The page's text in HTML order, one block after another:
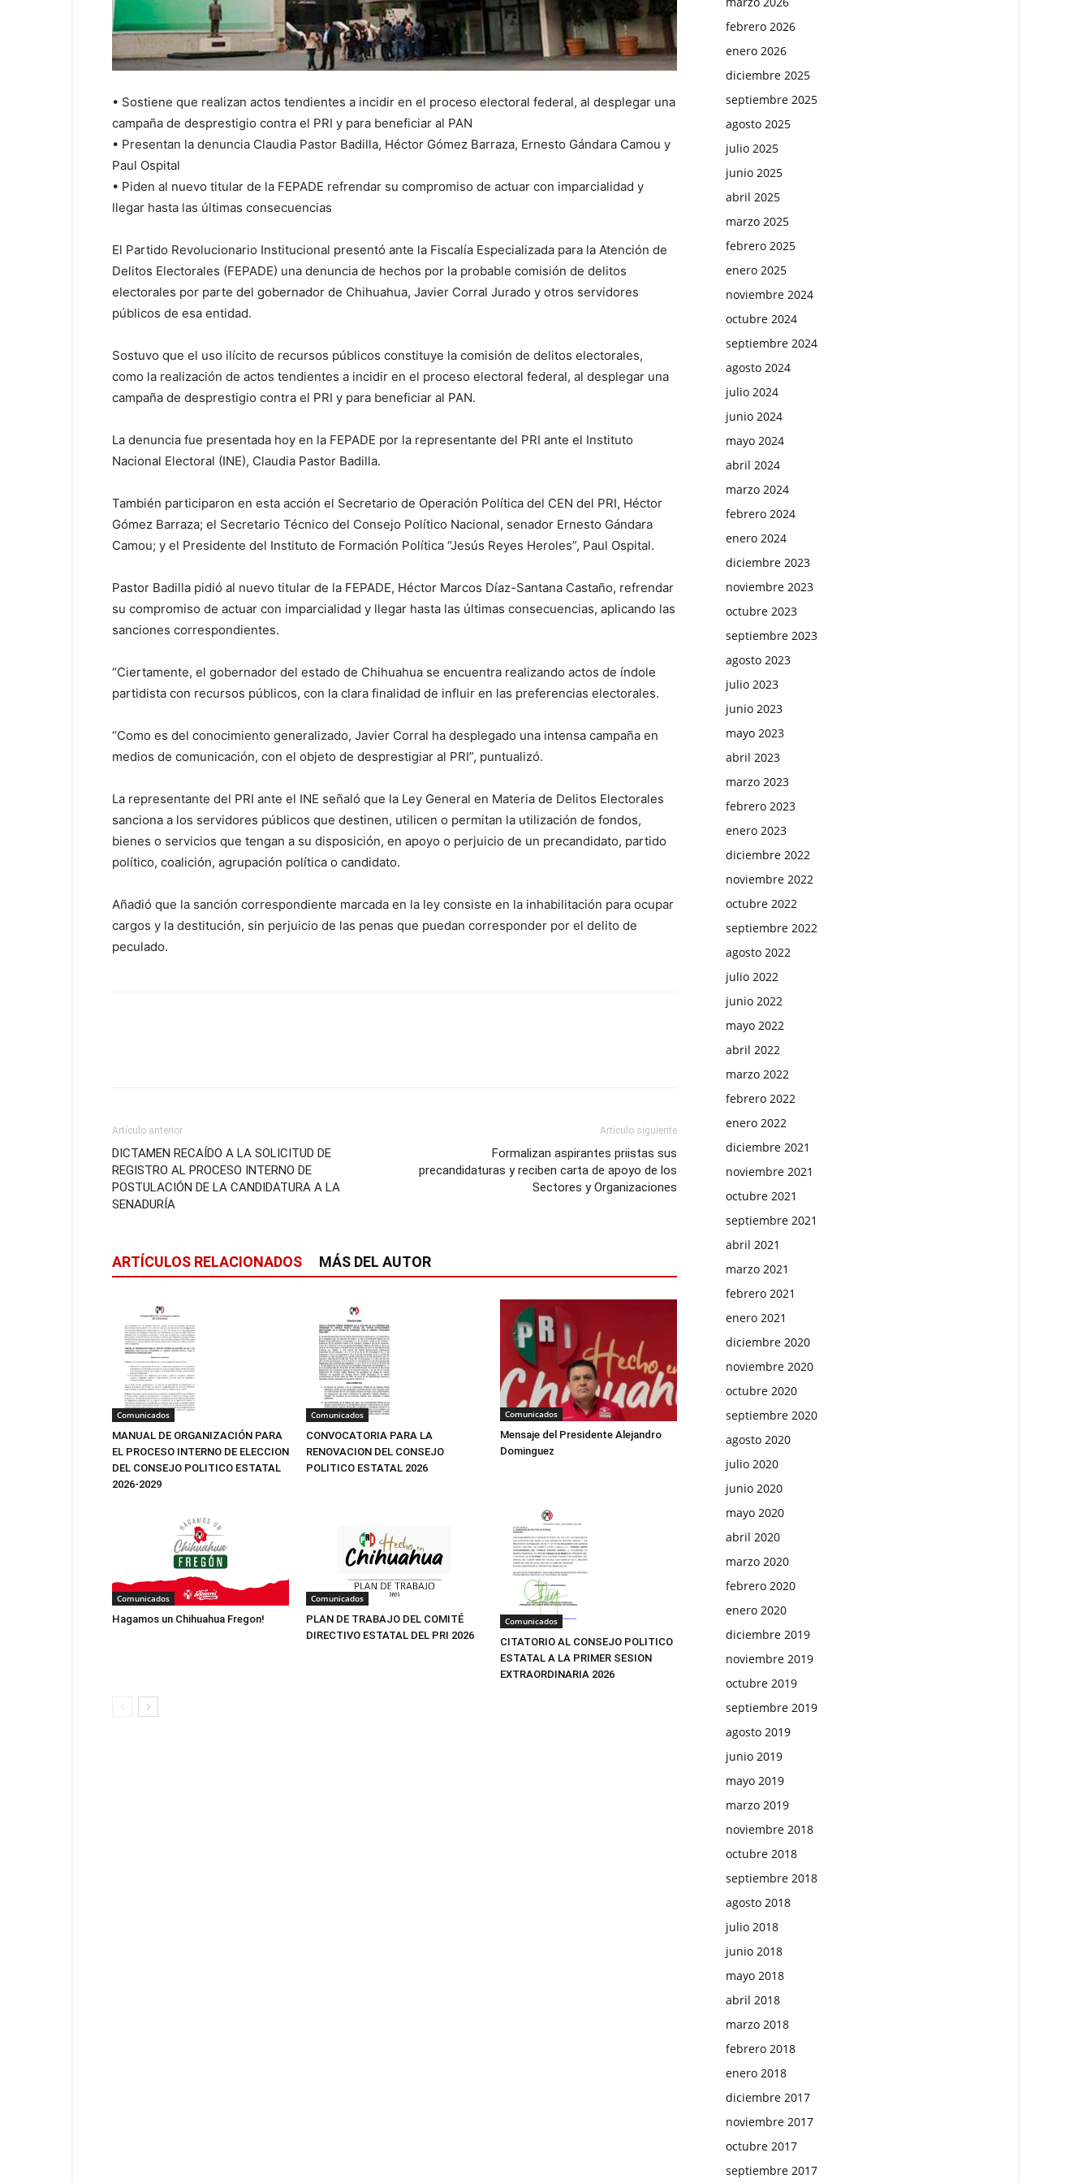
• Sostiene que realizan actos tendientes a incidir en el proceso electoral federal, al desplegar una
campaña de desprestigio contra el PRI y para beneficiar al PAN
• Presentan la denuncia Claudia Pastor Badilla, Héctor Gómez Barraza, Ernesto Gándara Camou y
Paul Ospital
• Piden al nuevo titular de la FEPADE refrendar su compromiso de actuar con imparcialidad y
llegar hasta las últimas consecuencias
El Partido Revolucionario Institucional presentó ante la Fiscalía Especializada para la Atención de
Delitos Electorales (FEPADE) una denuncia de hechos por la probable comisión de delitos
electorales por parte del gobernador de Chihuahua, Javier Corral Jurado y otros servidores
públicos de esa entidad.
Sostuvo que el uso ilícito de recursos públicos constituye la comisión de delitos electorales,
como la realización de actos tendientes a incidir en el proceso electoral federal, al desplegar una
campaña de desprestigio contra el PRI y para beneficiar al PAN.
La denuncia fue presentada hoy en la FEPADE por la representante del PRI ante el Instituto
Nacional Electoral (INE), Claudia Pastor Badilla.
También participaron en esta acción el Secretario de Operación Política del CEN del PRI, Héctor
Gómez Barraza; el Secretario Técnico del Consejo Político Nacional, senador Ernesto Gándara
Camou; y el Presidente del Instituto de Formación Política “Jesús Reyes Heroles”, Paul Ospital.
Pastor Badilla pidió al nuevo titular de la FEPADE, Héctor Marcos Díaz-Santana Castaño, refrendar
su compromiso de actuar con imparcialidad y llegar hasta las últimas consecuencias, aplicando las
sanciones correspondientes.
“Ciertamente, el gobernador del estado de Chihuahua se encuentra realizando actos de índole
partidista con recursos públicos, con la clara finalidad de influir en las preferencias electorales.
“Como es del conocimiento generalizado, Javier Corral ha desplegado una intensa campaña en
medios de comunicación, con el objeto de desprestigiar al PRI”, puntualizó.
La representante del PRI ante el INE señaló que la Ley General en Materia de Delitos Electorales
sanciona a los servidores públicos que destinen, utilicen o permitan la utilización de fondos,
bienes o servicios que tengan a su disposición, en apoyo o perjuicio de un precandidato, partido
político, coalición, agrupación política o candidato.
Añadió que la sanción correspondiente marcada en la ley consiste en la inhabilitación para ocupar
cargos y la destitución, sin perjuicio de las penas que puedan corresponder por el delito de
peculado.
Artículo anterior
DICTAMEN RECAÍDO A LA SOLICITUD DE
REGISTRO AL PROCESO INTERNO DE
POSTULACIÓN DE LA CANDIDATURA A LA
SENADURÍA
Artículo siguiente
Formalizan aspirantes priistas sus
precandidaturas y reciben carta de apoyo de los
Sectores y Organizaciones
ARTÍCULOS RELACIONADOS MÁS DEL AUTOR
Comunicados
MANUAL DE ORGANIZACIÓN PARA
EL PROCESO INTERNO DE ELECCION
DEL CONSEJO POLITICO ESTATAL
2026-2029
Comunicados
CONVOCATORIA PARA LA
RENOVACION DEL CONSEJO
POLITICO ESTATAL 2026
Comunicados
Mensaje del Presidente Alejandro
Dominguez
Comunicados
Hagamos un Chihuahua Fregon!
Comunicados
PLAN DE TRABAJO DEL COMITÉ
DIRECTIVO ESTATAL DEL PRI 2026
Comunicados
CITATORIO AL CONSEJO POLITICO
ESTATAL A LA PRIMER SESION
EXTRAORDINARIA 2026
febrero 2026
enero 2026
diciembre 2025
septiembre 2025
agosto 2025
julio 2025
junio 2025
abril 2025
marzo 2025
febrero 2025
enero 2025
noviembre 2024
octubre 2024
septiembre 2024
agosto 2024
julio 2024
junio 2024
mayo 2024
abril 2024
marzo 2024
febrero 2024
enero 2024
diciembre 2023
noviembre 2023
octubre 2023
septiembre 2023
agosto 2023
julio 2023
junio 2023
mayo 2023
abril 2023
marzo 2023
febrero 2023
enero 2023
diciembre 2022
noviembre 2022
octubre 2022
septiembre 2022
agosto 2022
julio 2022
junio 2022
mayo 2022
abril 2022
marzo 2022
febrero 2022
enero 2022
diciembre 2021
noviembre 2021
octubre 2021
septiembre 2021
abril 2021
marzo 2021
febrero 2021
enero 2021
diciembre 2020
noviembre 2020
octubre 2020
septiembre 2020
agosto 2020
julio 2020
junio 2020
mayo 2020
abril 2020
marzo 2020
febrero 2020
enero 2020
diciembre 2019
noviembre 2019
octubre 2019
septiembre 2019
agosto 2019
junio 2019
mayo 2019
marzo 2019
noviembre 2018
octubre 2018
septiembre 2018
agosto 2018
julio 2018
junio 2018
mayo 2018
abril 2018
marzo 2018
febrero 2018
enero 2018
diciembre 2017
noviembre 2017
octubre 2017
septiembre 2017